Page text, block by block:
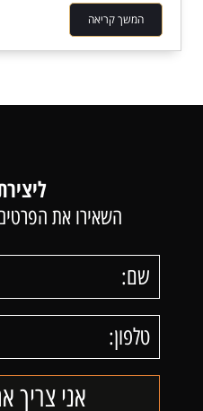
המשך קריאה
השאירו את